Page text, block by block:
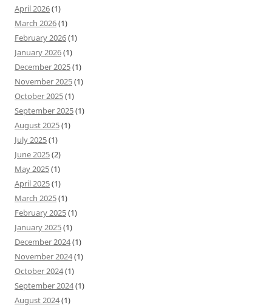
April 2026(1)
March 2026(1)
February 2026(1)
January 2026(1)
December 2025(1)
November 2025(1)
October 2025(1)
September 2025(1)
August 2025(1)
July 2025(1)
June 2025(2)
May 2025(1)
April 2025(1)
March 2025(1)
February 2025(1)
January 2025(1)
December 2024(1)
November 2024(1)
October 2024(1)
September 2024(1)
August 2024(1)